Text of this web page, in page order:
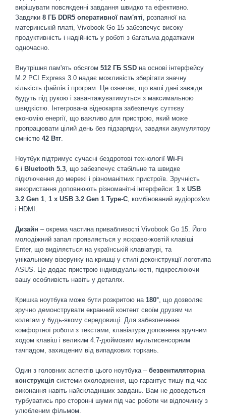
вирішувати повсякденні завдання швидко та ефективно.
Завдяки 8 ГБ DDR5 оперативної пам'яті, розпаяної на
материнській платі, Vivobook Go 15 забезпечує високу
продуктивність і надійність у роботі з багатьма додатками
одночасно.
Внутрішня пам'ять обсягом 512 ГБ SSD на основі інтерфейсу
M.2 PCI Express 3.0 надає можливість зберігати значну
кількість файлів і програм. Це означає, що ваші дані завжди
будуть під рукою і завантажуватимуться з максимальною
швидкістю. Інтегрована відеокарта забезпечує суттєву
економію енергії, що важливо для пристрою, який може
пропрацювати цілий день без підзарядки, завдяки акумулятору
ємністю 42 Втг.
Ноутбук підтримує сучасні бездротові технології Wi-Fi
6 і Bluetooth 5.3, що забезпечує стабільне та швидке
підключення до мережі і різноманітних пристроїв. Зручність
використання доповнюють різноманітні інтерфейси: 1 x USB
3.2 Gen 1, 1 x USB 3.2 Gen 1 Type-C, комбінований аудіороз'єм
і HDMI.
Дизайн – окрема частина привабливості Vivobook Go 15. Його
молодіжний запал проявляється у яскраво-жовтій клавіші
Enter, що виділяється на українській клавіатурі, та
унікальному візерунку на кришці у стилі деконструкції логотипа
ASUS. Це додає пристрою індивідуальності, підкреслюючи
вашу особливість навіть у деталях.
Кришка ноутбука може бути розкритою на 180°, що дозволяє
зручно демонструвати екранний контент своїм друзям чи
колегам у будь-якому середовищі. Для забезпечення
комфортної роботи з текстами, клавіатура доповнена зручним
ходом клавіш і великим 4.7-дюймовим мультисенсорним
тачпадом, захищеним від випадкових торкань.
Один з головних аспектів цього ноутбука – безвентиляторна
конструкція системи охолодження, що гарантує тишу під час
виконання навіть найскладніших завдань. Вам не доведеться
турбуватись про сторонні шуми під час роботи чи відпочинку з
улюбленим фільмом.